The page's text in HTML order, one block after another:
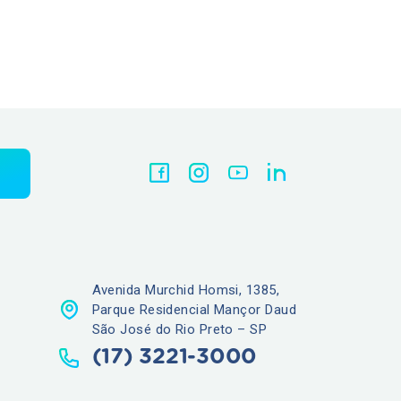
Avenida Murchid Homsi, 1385,
Parque Residencial Mançor Daud
São José do Rio Preto – SP
(17) 3221-3000